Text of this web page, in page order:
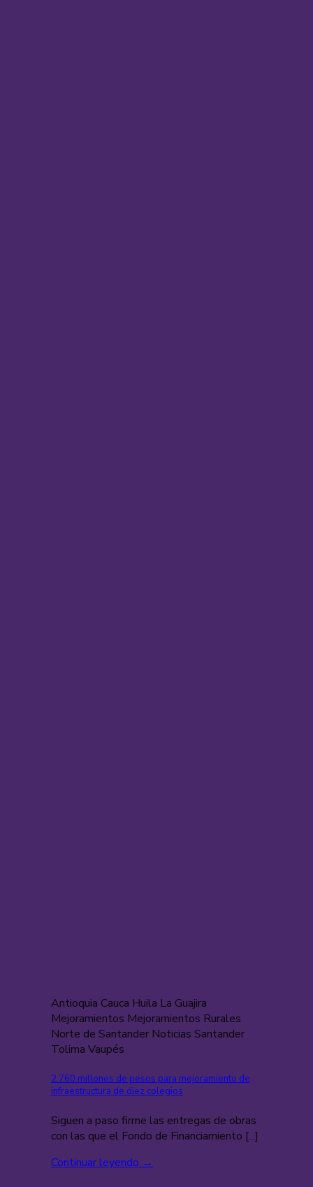
Antioquia Cauca Huila La Guajira
Mejoramientos Mejoramientos Rurales
Norte de Santander Noticias Santander
Tolima Vaupés
2.760 millones de pesos para mejoramiento de
infraestructura de diez colegios
Siguen a paso firme las entregas de obras
con las que el Fondo de Financiamiento [...]
Continuar leyendo→